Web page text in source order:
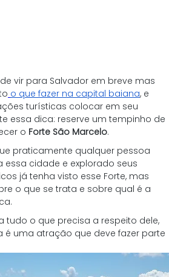
vir para Salvador em breve mas
o que fazer na capital baiana, e
turísticas colocar em seu
essa dica: reserve um tempinho de
o Forte São Marcelo.
praticamente qualquer pessoa
essa cidade e explorado seus
já tenha visto esse Forte, mas
o que se trata e sobre qual é a
tudo o que precisa a respeito dele,
é uma atração que deve fazer parte